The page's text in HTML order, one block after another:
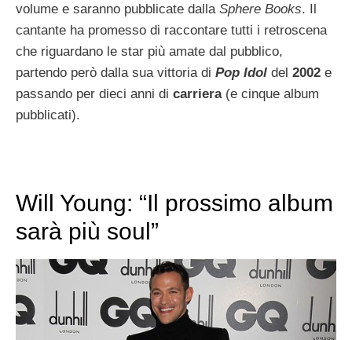
volume e saranno pubblicate dalla Sphere Books. Il
cantante ha promesso di raccontare tutti i retroscena
che riguardano le star più amate dal pubblico,
partendo però dalla sua vittoria di Pop Idol del 2002 e
passando per dieci anni di carriera(e cinque album
pubblicati).
Will Young: “Il prossimo album
sarà più soul”